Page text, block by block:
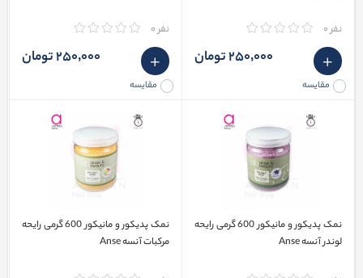
نفر 0
مقایسه
250٬000 تومان
نفر 0
مقایسه
250٬000 تومان
نمک پدیکور و مانیکور 600 گرمی رایحه
لوندر آنسه Anse
نمک پدیکور و مانیکور 600 گرمی رایحه
مرکبات آنسه Anse